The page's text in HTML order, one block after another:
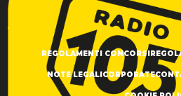
REGOLAMENTI CONCORSI
NOTE LEGALICORPORATE